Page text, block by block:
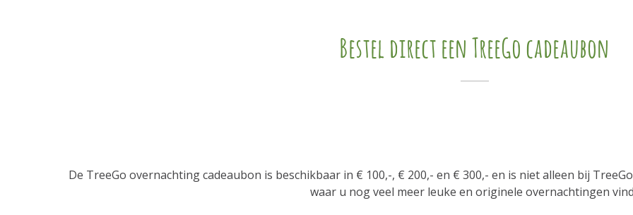
Bestel direct een TreeGo cadeaubon
De TreeGo overnachting cadeaubon is beschikbaar in € 100,-, € 200,- en € 300,- en is niet alleen bij
waar u nog veel meer leuke en originele overnachtingen